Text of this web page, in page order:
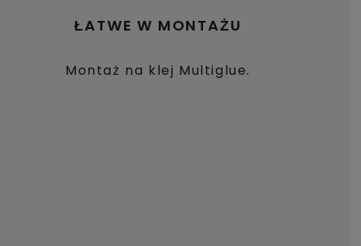
ŁATWE W MONTAŻU
Montaż na klej Multiglue.